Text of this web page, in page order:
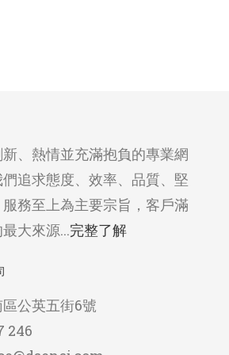
、熱情並充滿抱負的專業網
追求態度、效率、品質、堅
務至上為主要宗旨，客戶滿
大來源...完整了解
公英五街6號
246